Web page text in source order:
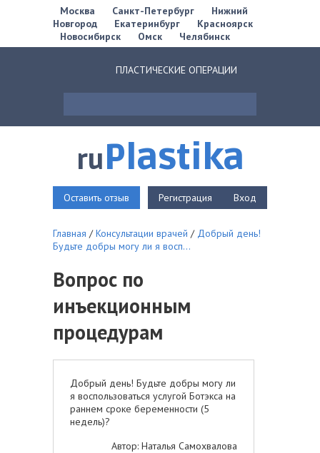
Москва Санкт-Петербург
Нижний
Новгород
Екатеринбург
Красноярск
Новосибирск
Омск Челябинск
ПЛАСТИЧЕСКИЕ ОПЕРАЦИИ
ruPlastika
Оставить отзыв Регистрация Вход
Главная /Консультации врачей / Добрый день!
Будьте добры могу ли я восп...
Вопрос по
инъекционным
процедурам
Добрый день! Будьте добры могу ли
я воспользоваться услугой Ботэкса на
раннем сроке беременности (5
недель)?
Автор: Наталья Самохвалова